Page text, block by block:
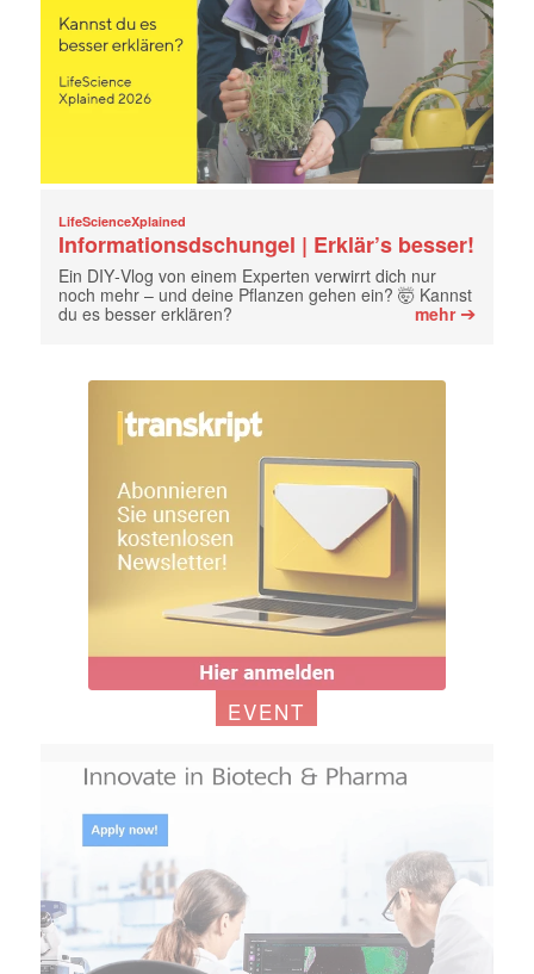
LifeScienceXplained
Informationsdschungel | Erklär’s besser!
Ein DIY‑Vlog von einem Experten verwirrt dich nur
noch mehr – und deine Pflanzen gehen ein? 🤯 Kannst
du es besser erklären?
mehr➔
EVENT